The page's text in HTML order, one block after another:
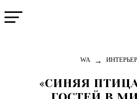
WA →
«СИНЯЯ